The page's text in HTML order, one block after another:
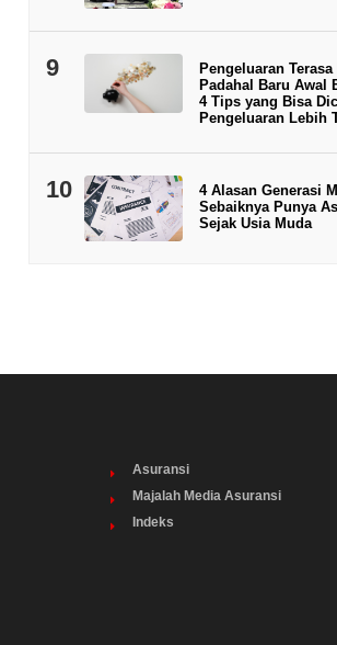
9
Pengeluaran Terasa
Padahal Baru Awal
4 Tips yang Bisa
Pengeluaran Lebih
10
4 Alasan Generasi
Sebaiknya Punya
Sejak Usia Muda
Asuransi
Majalah Media Asuransi
Indeks